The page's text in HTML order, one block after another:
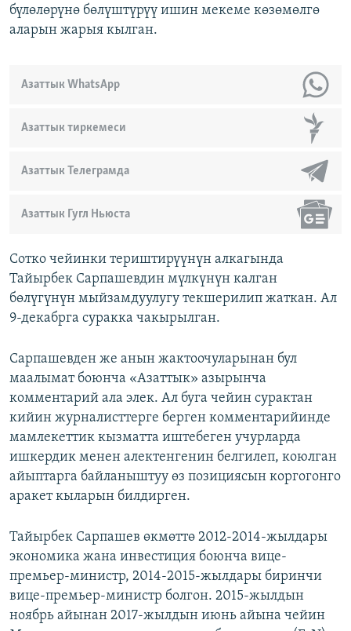
бүлөлөрүнө бөлүштүрүү ишин мекеме көзөмөлгө
аларын жарыя кылган.
Азаттык WhatsApp
Азаттык Телеграмда
Азаттык Гугл Ньюста
Азаттык тиркемеси
Сотко чейинки териштирүүнүн алкагында
Тайырбек Сарпашевдин мүлкүнүн калган
бөлүгүнүн мыйзамдуулугу текшерилип жаткан. Ал
9-декабрга суракка чакырылган.
Сарпашевден же анын жактоочуларынан бул
маалымат боюнча «Азаттык» азырынча
комментарий ала элек. Ал буга чейин сурактан
кийин журналисттерге берген комментарийинде
мамлекеттик кызматта иштебеген учурларда
ишкердик менен алектенгенин белгилеп, коюлган
айыптарга байланыштуу өз позициясын коргогонго
аракет кыларын билдирген.
Тайырбек Сарпашев өкмөттө 2012-2014-жылдары
экономика жана инвестиция боюнча вице-
премьер-министр, 2014-2015-жылдары биринчи
вице-премьер-министр болгон. 2015-жылдын
ноябрь айынан 2017-жылдын июнь айына чейин